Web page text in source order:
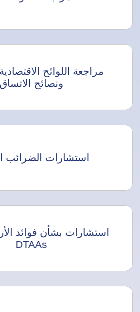
مراجعة اللوائح
ونصائح الاتساق
استشارات الضرائب
استشارات بشأن فوائد
DTAAs